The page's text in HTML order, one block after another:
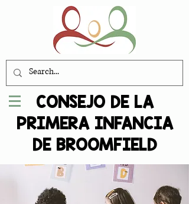
CONSEJO DE LA
PRIMERA INFANCIA
DE BROOMFIELD